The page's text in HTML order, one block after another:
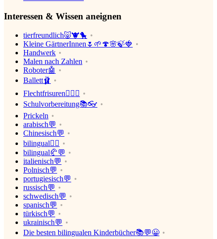
Interessen & Wissen aneignen
tierfreundlich🐷🐮🐤
Kleine GärtnerInnen🌷🌱🍄🌸🍃🍓
Handwerk
Malen nach Zahlen
Roboter🤖
Ballett🩰
Flechtfrisuren👱🏼‍♂️
Schulvorbereitung📚👓
Prickeln
arabisch💬
Chinesisch💬
bilingual💂‍♂️
bilingual🥐💬
italienisch💬
Polnisch💬
portugiesisch💬
russisch💬
schwedisch💬
spanisch💬
türkisch💬
ukrainisch💬
Die besten bilingualen Kinderbücher📚💬😀